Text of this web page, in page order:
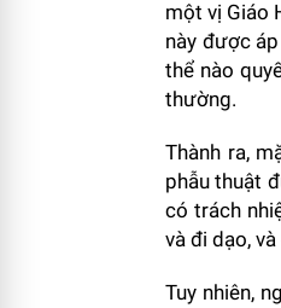
một vị Giáo
này được
thể nào
thường.
Thành ra,
phẫu thuật
có trách
và đi dạo,
Tuy nhiên,